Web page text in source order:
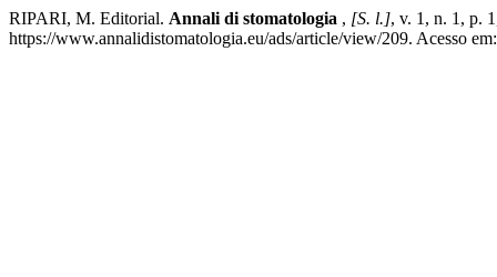
RIPARI, M. Editorial. Annali di stomatologia , [S. l.], v. 1, n. 1, p.
https://www.annalidistomatologia.eu/ads/article/view/209. Acesso